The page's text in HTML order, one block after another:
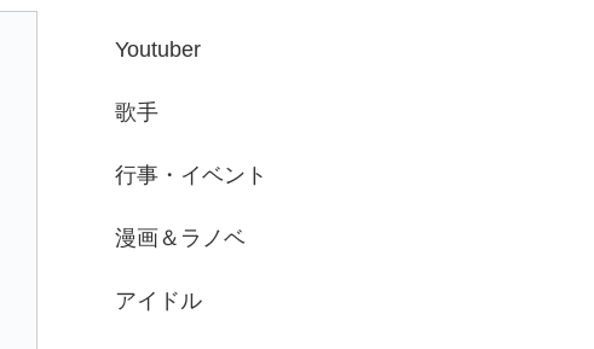
Youtuber
歌手
行事・イベント
漫画＆ラノベ
アイドル